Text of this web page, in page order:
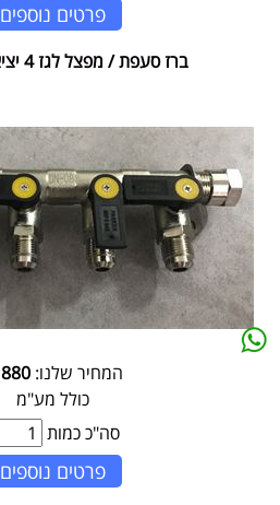
פרטים נוספים
ברז סעפת / מפצל לגז 4 יציאות - 3/4" פלר
המחיר שלנו:880
כולל מע"מ
סה"כ כמות
פרטים נוספים